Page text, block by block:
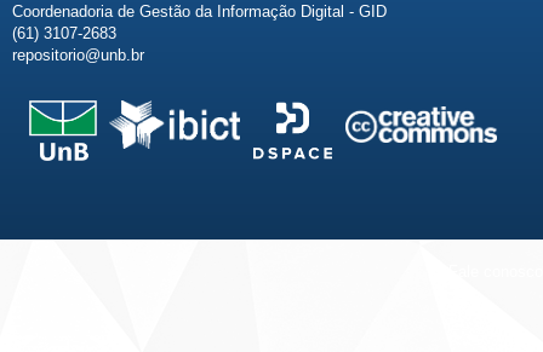
Coordenadoria de Gestão da Informação Digital - GID
(61) 3107-2683
repositorio@unb.br